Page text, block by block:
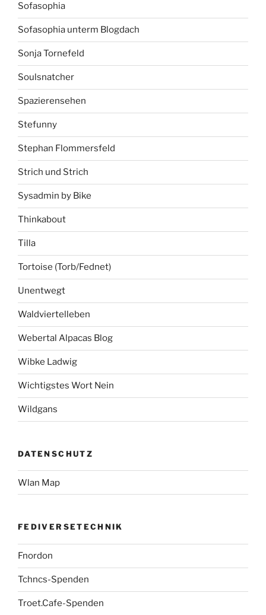
Sofasophia
Sofasophia unterm Blogdach
Sonja Tornefeld
Soulsnatcher
Spazierensehen
Stefunny
Stephan Flommersfeld
Strich und Strich
Sysadmin by Bike
Thinkabout
Tilla
Tortoise (Torb/Fednet)
Unentwegt
Waldviertelleben
Webertal Alpacas Blog
Wibke Ladwig
Wichtigstes Wort Nein
Wildgans
DATENSCHUTZ
Wlan Map
FEDIVERSETECHNIK
Fnordon
Tchncs-Spenden
Troet.Cafe-Spenden